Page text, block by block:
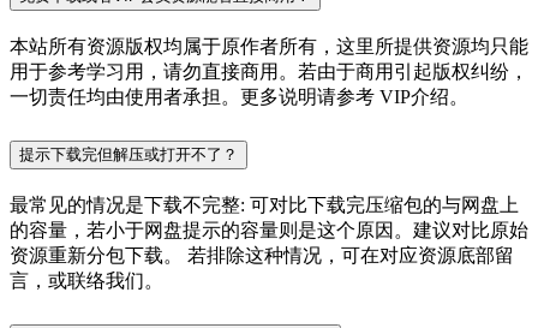
本站所有资源版权均属于原作者所有，这里所提供资源均只能
用于参考学习用，请勿直接商用。若由于商用引起版权纠纷，
一切责任均由使用者承担。更多说明请参考 VIP介绍。
提示下载完但解压或打开不了？
最常见的情况是下载不完整: 可对比下载完压缩包的与网盘上
的容量，若小于网盘提示的容量则是这个原因。建议对比原始
资源重新分包下载。 若排除这种情况，可在对应资源底部留
言，或联络我们。